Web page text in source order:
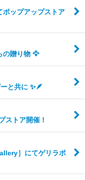
ップアップストア
の贈り物 🦅
と共に ✨🪶
ストア開催！
］にてゲリラポ